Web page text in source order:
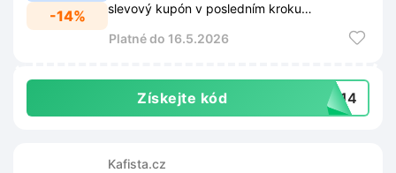
-14%
slevový kupón v posledním kroku
Platné do 16.5.2026
Získejte kód EK14
Kafista.cz